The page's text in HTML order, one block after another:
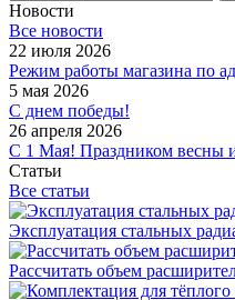
Новости
Все новости
22 июля 2026
Режим работы магазина по
5 мая 2026
С днем победы!
26 апреля 2026
С 1 Мая! Праздником весны
Статьи
Все статьи
Эксплуатация стальных
Рассчитать объем